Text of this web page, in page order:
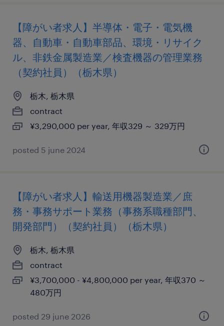
【障がい者求人】半導体・電子・電気機
器、自動車・自動車部品、環境・リサイク
ル、非鉄金属製造業／検査機器の管理業務
（契約社員）（栃木県）
栃木, 栃木県
contract
¥3,290,000 per year, 年収329 ～ 329万円
posted 5 june 2024
【障がい者求人】輸送用機器製造業／庶
務・事務サポート業務（事務系職種部門、
開発部門）（契約社員）（栃木県）
栃木, 栃木県
contract
¥3,700,000 - ¥4,800,000 per year, 年収370 ～
480万円
posted 29 june 2026